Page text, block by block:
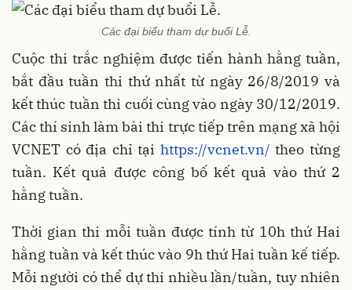
Các đại biểu tham dự buổi Lễ.
Cuộc thi trắc nghiệm được tiến hành hằng tuần,
bắt đầu tuần thi thứ nhất từ ngày 26/8/2019 và
kết thúc tuần thi cuối cùng vào ngày 30/12/2019.
Các thí sinh làm bài thi trực tiếp trên mạng xã hội
VCNET có địa chỉ tại https://vcnet.vn/ theo từng
tuần. Kết quả được công bố kết quả vào thứ 2
hằng tuần.
Thời gian thi mỗi tuần được tính từ 10h thứ Hai
hằng tuần và kết thúc vào 9h thứ Hai tuần kế tiếp.
Mỗi người có thể dự thi nhiều lần/tuần, tuy nhiên